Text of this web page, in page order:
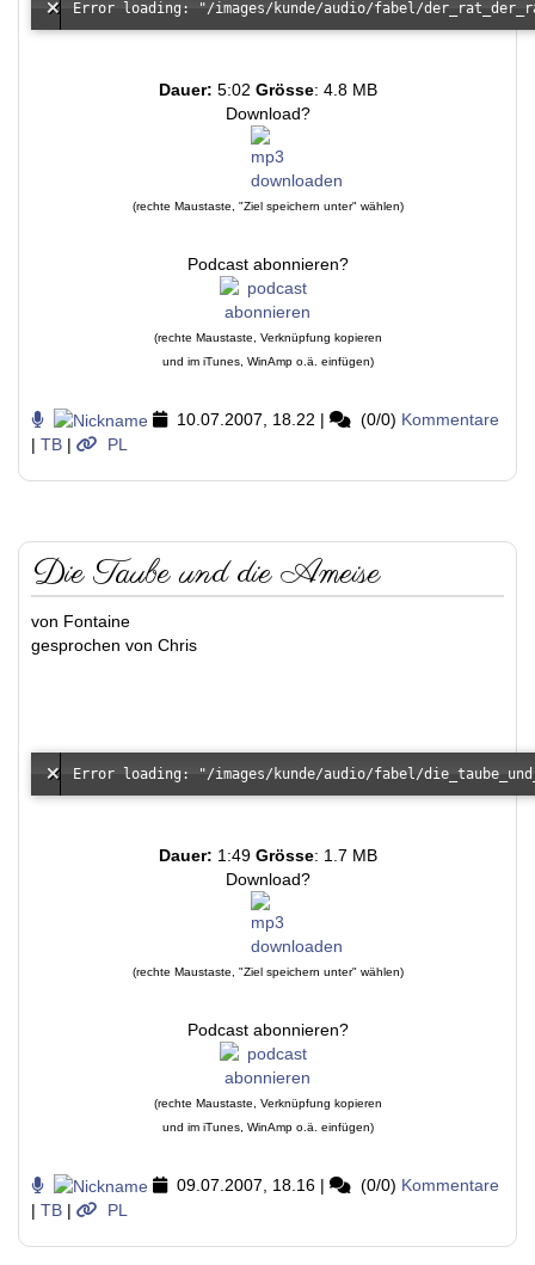
Dauer: 5:02 Grösse: 4.8 MB
Download?
(rechte Maustaste, "Ziel speichern unter" wählen)
Podcast abonnieren?
(rechte Maustaste, Verknüpfung kopieren
und im iTunes, WinAmp o.ä. einfügen)
10.07.2007, 18.22 | (0/0) Kommentare
| TB | PL
Die Taube und die Ameise
von Fontaine
gesprochen von Chris
Dauer: 1:49 Grösse: 1.7 MB
Download?
(rechte Maustaste, "Ziel speichern unter" wählen)
Podcast abonnieren?
(rechte Maustaste, Verknüpfung kopieren
und im iTunes, WinAmp o.ä. einfügen)
09.07.2007, 18.16 | (0/0) Kommentare
| TB | PL